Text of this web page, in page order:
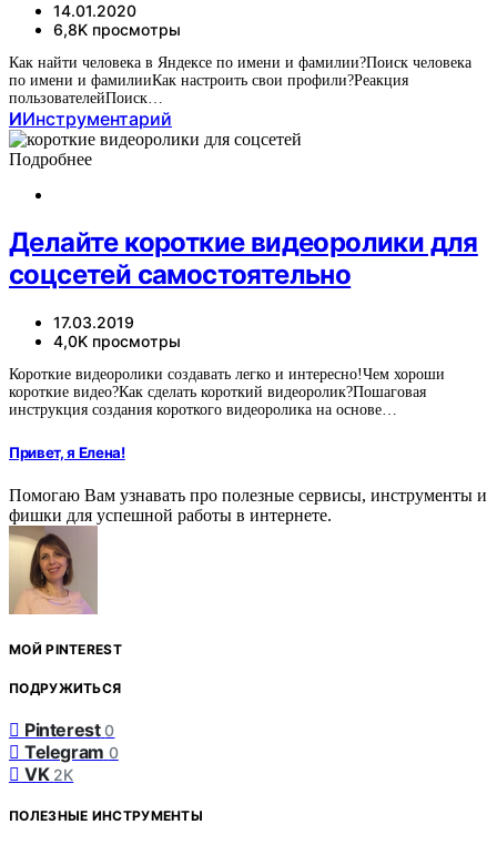
14.01.2020
6,8K просмотры
Как найти человека в Яндексе по имени и фамилии?Поиск человека
по имени и фамилииКак настроить свои профили?Реакция
пользователейПоиск…
ИИнструментарий
Подробнее
Делайте короткие видеоролики для
соцсетей самостоятельно
17.03.2019
4,0K просмотры
Короткие видеоролики создавать легко и интересно!Чем хороши
короткие видео?Как сделать короткий видеоролик?Пошаговая
инструкция создания короткого видеоролика на основе…
Привет, я Елена!
Помогаю Вам узнавать про полезные сервисы, инструменты и
фишки для успешной работы в интернете.
МОЙ PINTEREST
ПОДРУЖИТЬСЯ
Pinterest 0
Telegram 0
VK 2K
ПОЛЕЗНЫЕ ИНСТРУМЕНТЫ